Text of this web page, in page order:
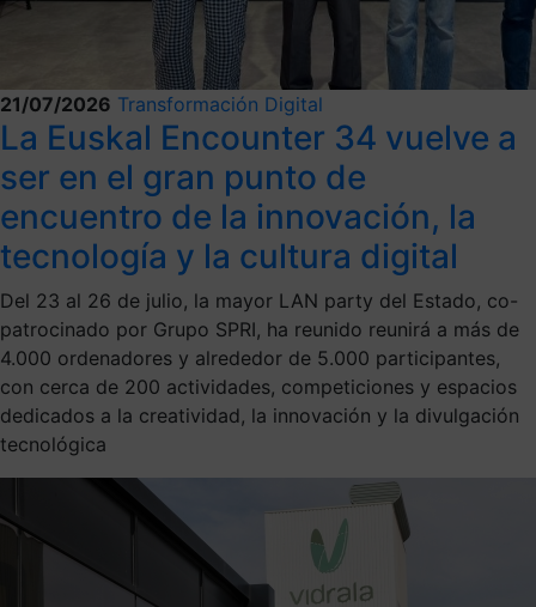
21/07/2026 Transformación Digital
La Euskal Encounter 34 vuelve a
ser en el gran punto de
encuentro de la innovación, la
tecnología y la cultura digital
Del 23 al 26 de julio, la mayor LAN party del Estado, co-
patrocinado por Grupo SPRI, ha reunido reunirá a más de
4.000 ordenadores y alrededor de 5.000 participantes,
con cerca de 200 actividades, competiciones y espacios
dedicados a la creatividad, la innovación y la divulgación
tecnológica